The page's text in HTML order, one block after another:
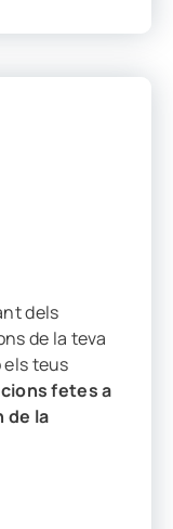
dels
de la teva
teus
fetes a
de la